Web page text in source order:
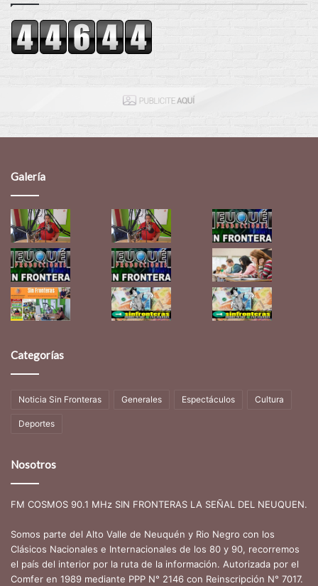
Galería
Categorías
Noticia Sin Fronteras Generales Espectáculos Cultura
Deportes
Nosotros
FM COSMOS 90.1 MHz SIN FRONTERAS LA SEÑAL DEL NEUQUEN.
Somos parte del Alto Valle de Neuquén y Rio Negro con los
Clásicos Nacionales e Internacionales de los 80 y 90, recorremos
el país del interior por la ruta de la información. Autorizada por el
Comfer en 1989 mediante PPP N° 2146 con Reinscripción N° 7017.